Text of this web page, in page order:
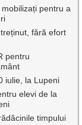
pentru a
fără efort
pentru
iulie, la Lupeni
elevi de la
timpului